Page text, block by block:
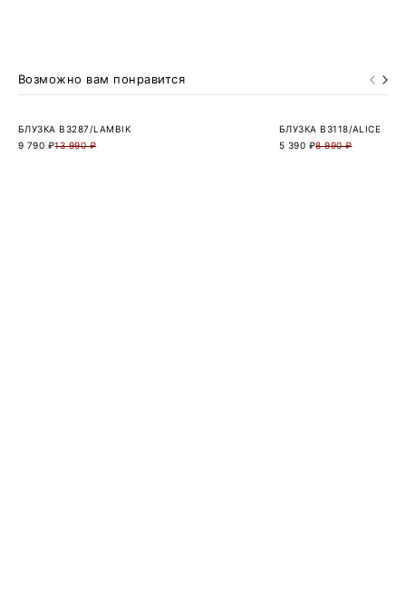
Возможно вам понравится
БЛУЗКА B3287/LAMBIK
13 990 ₽
9 790 ₽
БЛУЗКА B3118/ALICE
8 990 ₽
5 390 ₽